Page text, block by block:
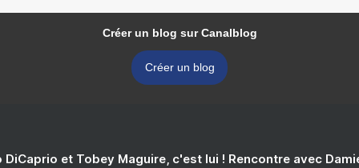
Créer un blog sur Canalblog
Créer un blog
DiCaprio et Tobey Maguire, c'est lui ! Rencontre avec